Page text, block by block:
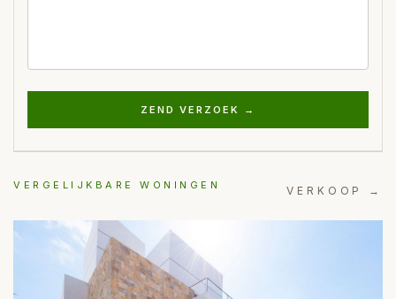
ZEND VERZOEK →
VERGELIJKBARE WONINGEN VERKOOP →